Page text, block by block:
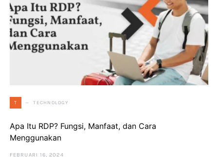
T TECHNOLOGY
Apa Itu RDP? Fungsi, Manfaat, dan Cara
Menggunakan
FEBRUARI 16, 2024